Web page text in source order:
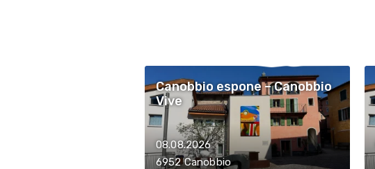
Canobbio espone – Canobbio
Vive
08.08.2026
6952 Canobbio